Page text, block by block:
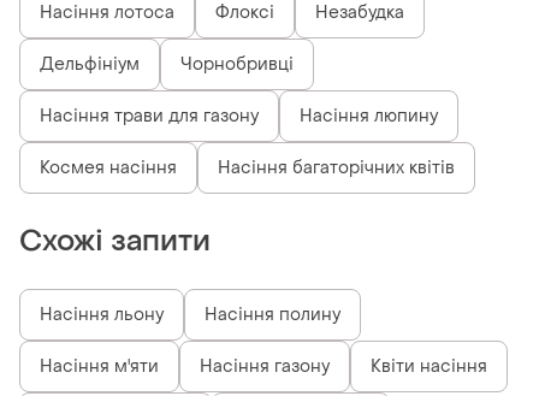
Насіння лотоса Флоксі Незабудка
Дельфініум Чорнобривці
Насіння трави для газону Насіння люпину
Космея насіння Насіння багаторічних квітів
Схожі запити
Насіння льону Насіння полину
Насіння м'яти Насіння газону Квіти насіння